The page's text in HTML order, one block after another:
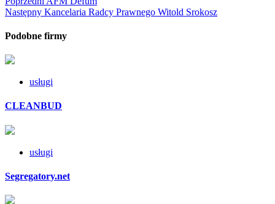
Następny Kancelaria Radcy Prawnego Witold Srokosz
Podobne firmy
usługi
CLEANBUD
usługi
Segregatory.net